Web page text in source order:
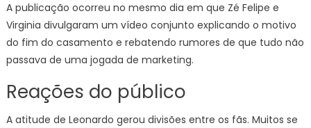
A publicação ocorreu no mesmo dia em que Zé Felipe e
Virginia divulgaram um vídeo conjunto explicando o motivo
do fim do casamento e rebatendo rumores de que tudo não
passava de uma jogada de marketing.
Reações do público
A atitude de Leonardo gerou divisões entre os fãs. Muitos se